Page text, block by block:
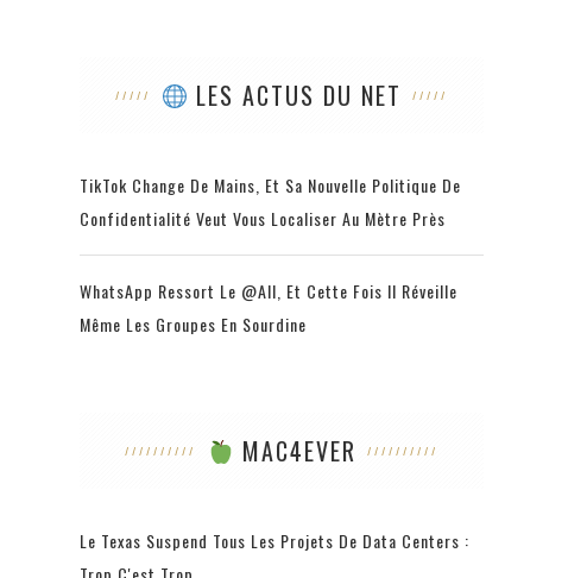
LES ACTUS DU NET
TikTok Change De Mains, Et Sa Nouvelle Politique De
Confidentialité Veut Vous Localiser Au Mètre Près
WhatsApp Ressort Le @all, Et Cette Fois Il Réveille
Même Les Groupes En Sourdine
MAC4EVER
Le Texas Suspend Tous Les Projets De Data Centers :